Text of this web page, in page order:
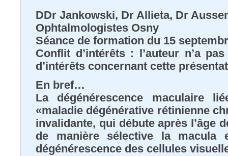
DDr Jankowski, Dr Allieta, Dr
Ophtalmologistes Osny
Séance de formation du 15
Conflit d’intérêts : l’auteur n’a
d’intérêts concernant cette
En bref…
La dégénérescence maculaire
«maladie dégénérative rétinienne
invalidante, qui débute après l’âge
de manière sélective la macula
dégénérescence des cellules